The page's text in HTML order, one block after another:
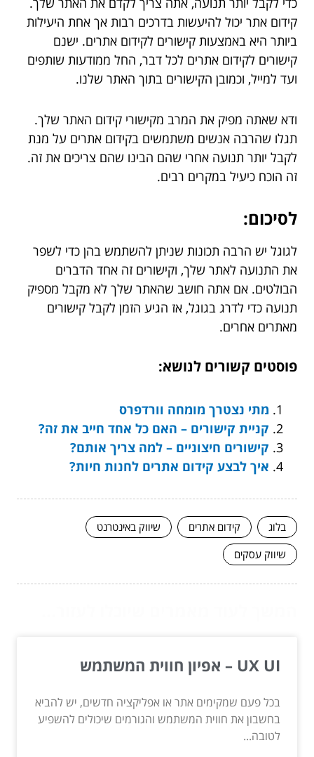
קידום אתר יכול להיעשות בדרכים רבות אך אחת היעילות
ביותר היא באמצעות קישורים לקידום אתרים. ישנם
קישורים לקידום אתרים לכל דבר, החל ממודעות שותפים
ועד למייל, וכמובן הקישורים בתוך האתר שלנו.
ודא שאתה מפיק את המרב מקישורי קידום האתר שלך.
תגלו שהרבה אנשים משתמשים בקידום אתרים על מנת
לקבל יותר תנועה אחרי שהם הבינו שהם צריכים את זה.
זה הוכח כיעיל במקרים רבים.
לסיכום:
לגוגל יש הרבה תכונות שניתן להשתמש בהן כדי לשפר
את התנועה לאתר שלך, וקישורים זה אחד הדברים
הבולטים. אם אתה חושב שהאתר שלך לא מקבל מספיק
תנועה כדי לדרג בגוגל, אז הגיע הזמן לקבל קישורים
מאתרים אחרים.
פוסטים קשורים לנושא:
מתי נצטרך מומחה וורדפרס
קניית קישורים – האם כל אחד חייב את זה?
קישורים חיצוניים – למה צריך אותם?
איך לבצע קידום אתרים לחנות חיות?
בלוג קידום אתרים
שיווק באינטרנט
שיווק עסקים
UX UI – אפיון חווית המשתמש
בכל פעם שמקימים אתר או אפליקציה חדשים, יש להביא
בחשבון את חווית המשתמש והגורמים שיכולים להשפיע
לטובה...